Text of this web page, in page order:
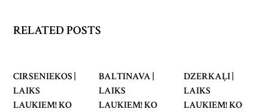
RELATED POSTS
CIRSENIEKOS |
LAIKS
LAUKIEM! KO
BALTINAVA |
LAIKS
LAUKIEM! KO
DZERKAĻI |
LAIKS
LAUKIEM! KO